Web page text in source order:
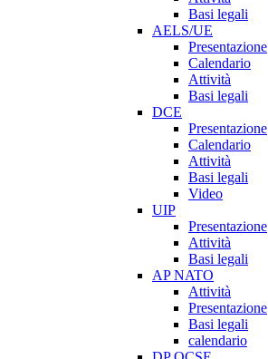
Basi legali
AELS/UE
Presentazione
Calendario
Attività
Basi legali
DCE
Presentazione
Calendario
Attività
Basi legali
Video
UIP
Presentazione
Attività
Basi legali
AP NATO
Attività
Presentazione
Basi legali
calendario